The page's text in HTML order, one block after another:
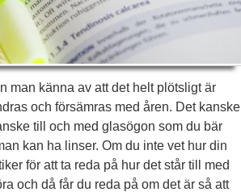
man känna av att det helt plötsligt är
och försämras med åren. Det kanske
till och med glasögon som du bär
kan ha linser. Om du inte vet hur din
för att ta reda på hur det står till med
och då får du reda på om det är så att